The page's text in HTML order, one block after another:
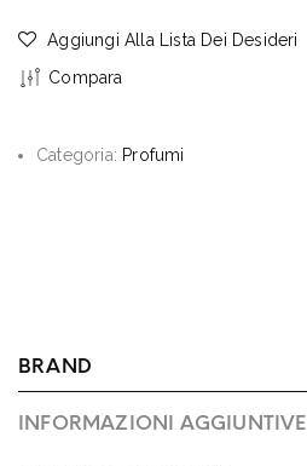
Aggiungi Alla Lista Dei Desideri
Compara
Categoria: Profumi
BRAND
INFORMAZIONI AGGIUNTIVE